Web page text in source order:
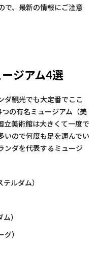
で、最新の情報にご注意
ジアム4選
ダ観光でも大定番でここ
の有名ミュージアム（美
立美術館は大きくて一度で
いので何度も足を運んでい
ンダを代表するミュージ
ルダム）
）
）